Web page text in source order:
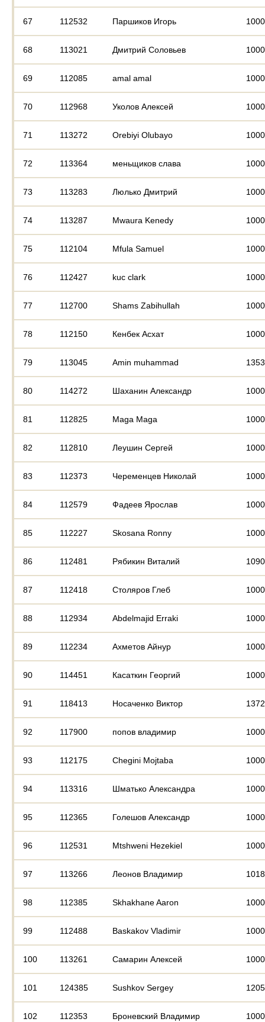
67 112532 Паршиков Игорь
68 113021 Дмитрий Соловьев
69 112085 amal amal
70 112968 Уколов Алексей
71 113272 Orebiyi Olubayo
72 113364 меньщиков слава
73 113283 Люлько Дмитрий
74 113287 Mwaura Kenedy
75 112104 Mfula Samuel
76 112427 kuc clark
77 112700 Shams Zabihullah
78 112150 Кенбек Асхат
79 113045 Amin muhammad
80 114272 Шаханин Александр
81 112825 Maga Maga
82 112810 Леушин Сергей
83 112373 Череменцев Николай
84 112579 Фадеев Ярослав
85 112227 Skosana Ronny
86 112481 Рябикин Виталий
87 112418 Столяров Глеб
88 112934 Abdelmajid Erraki
89 112234 Ахметов Айнур
90 114451 Касаткин Георгий
91 118413 Носаченко Виктор
92 117900 попов владимир
93 112175 Chegini Mojtaba
94 113316 Шматько Александра
95 112365 Голешов Александр
96 112531 Mtshweni Hezekiel
97 113266 Леонов Владимир
98 112385 Skhakhane Aaron
99 112488 Baskakov Vladimir
100 113261 Самарин Алексей
101 124385 Sushkov Sergey
102 112353 Броневский Владимир